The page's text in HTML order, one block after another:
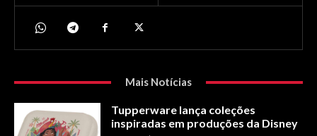
Mais Notícias
Tupperware lança coleções
inspiradas em produções da Disney